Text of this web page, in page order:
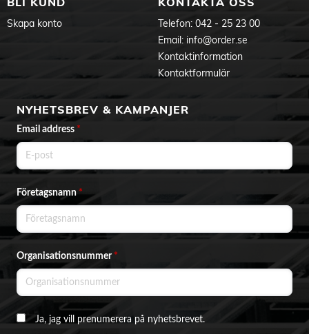
Skapa konto Telefon: 042 - 25 23 00
Email: info@order.se
Kontaktinformation
Kontaktformulär
NYHETSBREV & KAMPANJER
Email address *
Företagsnamn*
Organisationsnummer *
Ja, jag vill prenumerera på nyhetsbrevet.